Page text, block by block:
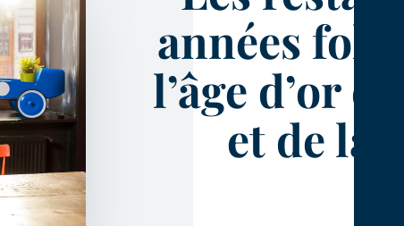
années
l’âge d’or
et de la